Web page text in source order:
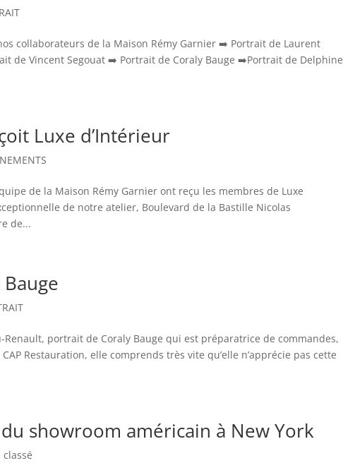
collaborateurs de la Maison Rémy Garnier ➡️ Portrait de Laurent
de Vincent Segouat ➡️ Portrait de Coraly Bauge ➡️Portrait de Delphine
Luxe d’Intérieur
de la Maison Rémy Garnier ont reçu les membres de Luxe
de notre atelier, Boulevard de la Bastille Nicolas
de...
Renault, portrait de Coraly Bauge qui est préparatrice de commandes,
Restauration, elle comprends très vite qu’elle n’apprécie pas cette
showroom américain à New York
classé